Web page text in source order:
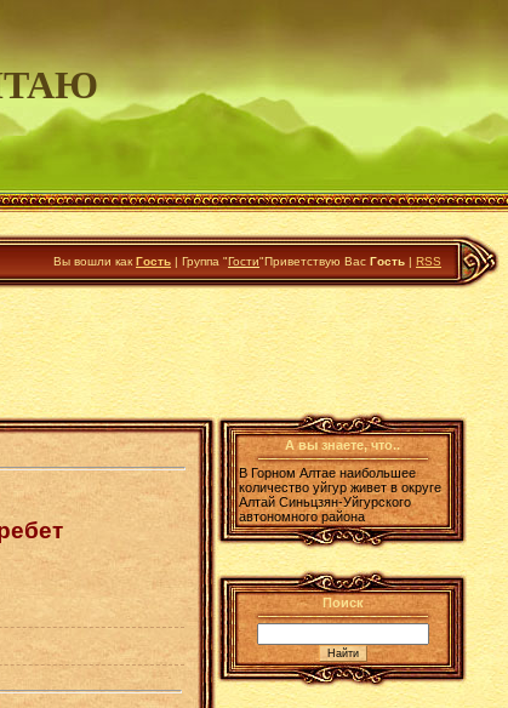
Вы вошли как Гость | Группа "Гости"Приветствую Вас Гость | RSS
А вы знаете, что..
В Горном Алтае наибольшее
количество уйгур живет в округе
Алтай Синьцзян-Уйгурского
автономного района
Поиск